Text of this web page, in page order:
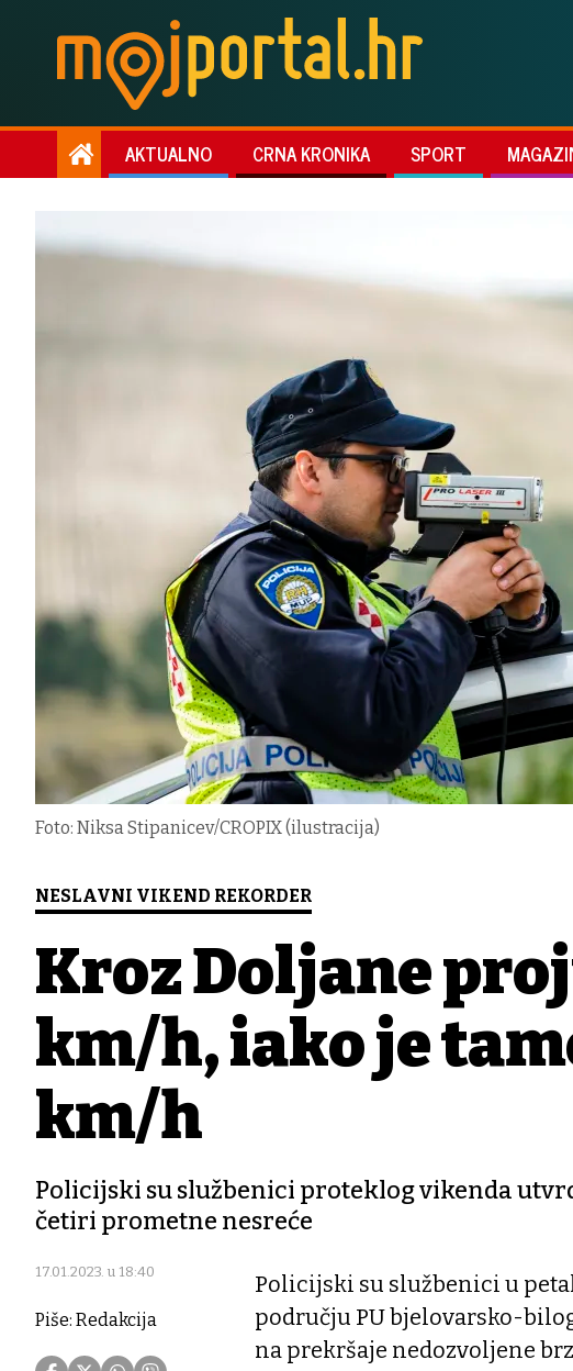
AKTUALNO CRNA KRONIKA SPORT
Foto: Niksa Stipanicev/CROPIX (ilustracija)
NESLAVNI VIKEND REKORDER
Kroz Doljane
km/h, iako je
km/h
Policijski su službenici proteklog vikenda
četiri prometne nesreće
17.01.2023. u 18:40
Piše: Redakcija
Policijski su službenici u
području PU bjelovarsko-
na prekršaje nedozvoljene